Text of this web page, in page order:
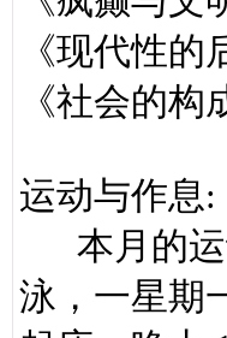
《现代性的
《社会的构
运动与作息:
本月的运
泳，一星期